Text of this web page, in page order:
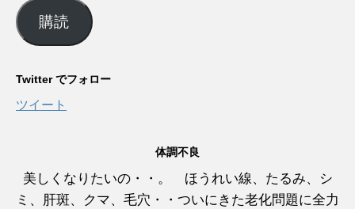
ル
ア
レ
ス
購読
Twitter でフォロー
ツイート
体調不良
美しくなりたいの・・。 ほうれい線、たるみ、シ
ミ、肝斑、クマ、毛穴・・ついにきた老化問題に全力